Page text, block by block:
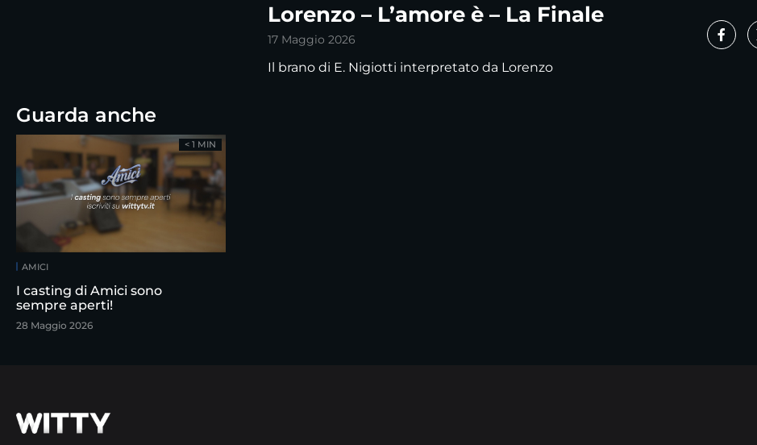
Lorenzo – L’amore è – La Finale
17 Maggio 2026
Il brano di E. Nigiotti interpretato da Lorenzo
Guarda anche
AMICI
I casting di Amici sono
sempre aperti!
28 Maggio 2026
< 1 MIN